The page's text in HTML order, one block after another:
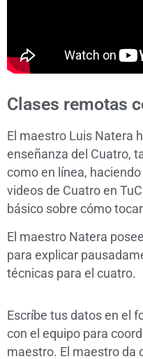
Clases remotas
El maestro Luis Natera
enseñanza del Cuatro,
como en línea,
videos de Cuatro en
básico sobre cómo
El maestro Natera
para explicar
técnicas para el cuatro.
Escríbe tus datos en el
con el equipo para
maestro. El maestro da